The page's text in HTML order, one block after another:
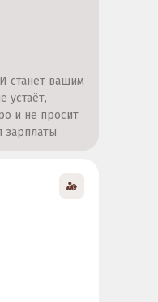
станет вашим
устаёт,
и не просит
зарплаты